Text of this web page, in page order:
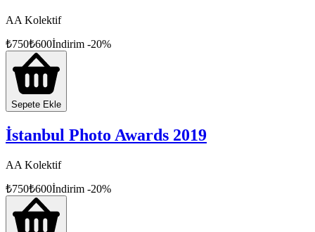
AA Kolektif
₺750₺600İndirim -20%
Sepete Ekle
İstanbul Photo Awards 2019
AA Kolektif
₺750₺600İndirim -20%